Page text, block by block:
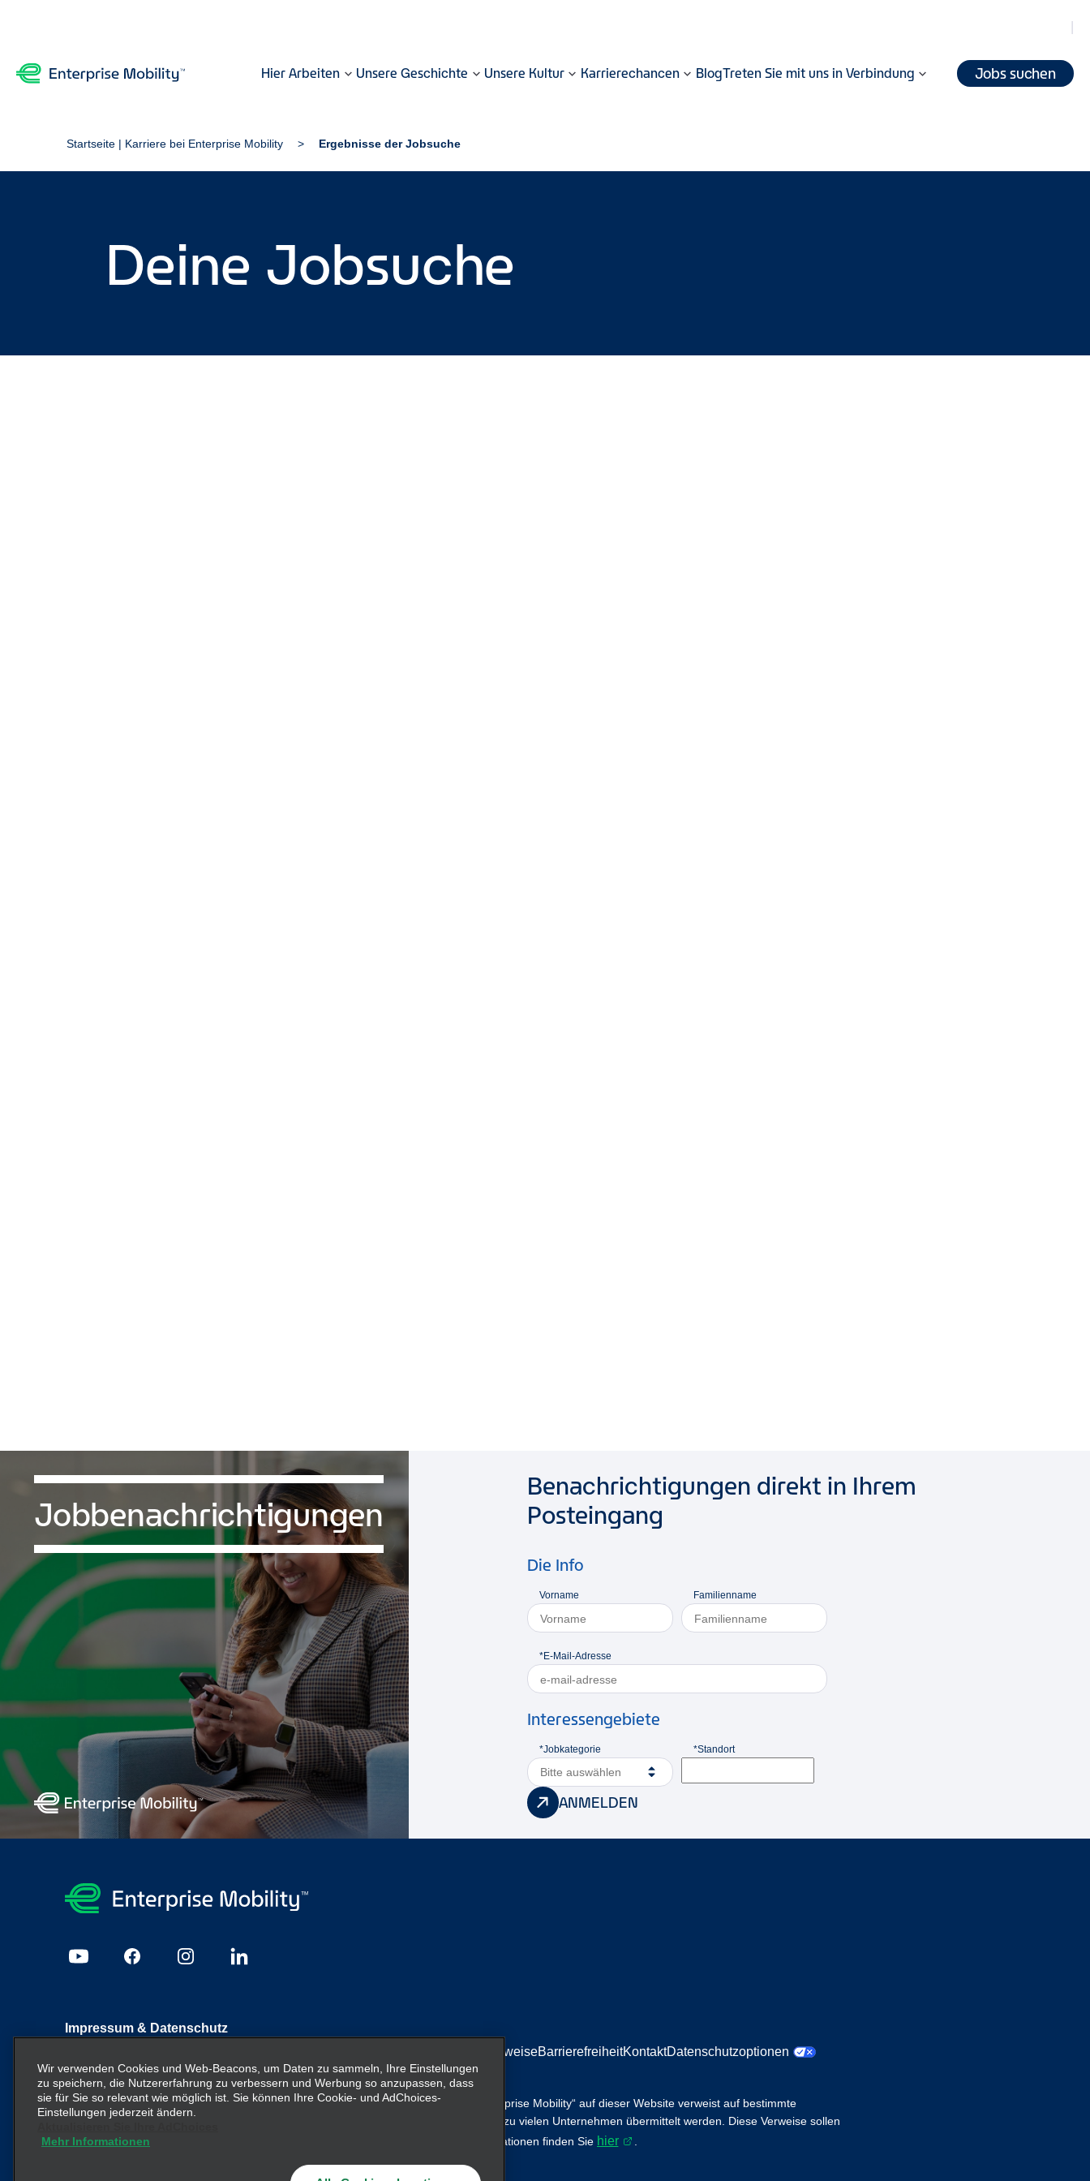
Hier Arbeiten Unsere Geschichte Unsere Kultur Karrierechancen BlogTreten Sie mit uns in Verbindung Jobs suchen
Startseite | Karriere bei Enterprise Mobility Ergebnisse der Jobsuche
Deine Jobsuche
Jobbenachrichtigungen
Benachrichtigungen direkt in Ihrem
Posteingang
Die Info
Vorname Familienname
*E-Mail-Adresse
Interessengebiete
*Jobkategorie
Bitte auswählen
*Standort
ANMELDEN
Impressum & Datenschutz
Impressum/Rechtliche HinweiseBarrierefreiheitKontaktDatenschutzoptionen
Enterprise Mobility ist ein führender Anbieter von Mobilitätsservices. Der Begriff „Enterprise Mobility“ auf dieser Website verweist auf bestimmte
Unternehmenseinheiten und/oder die Marke Enterprise Mobility, wobei Informationen zu vielen Unternehmen übermittelt werden. Diese Verweise sollen
nicht die bestehende Unternehmensstruktur vermitteln oder ersetzen. Weitere Informationen finden Sie hier
Wir verwenden Cookies und Web-Beacons, um Daten zu sammeln, Ihre Einstellungen
zu speichern, die Nutzererfahrung zu verbessern und Werbung so anzupassen, dass
sie für Sie so relevant wie möglich ist. Sie können Ihre Cookie- und AdChoices-
Einstellungen jederzeit ändern.
Mehr Informationen